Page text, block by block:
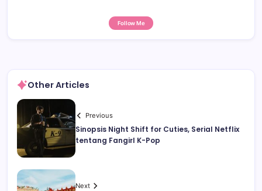
Follow Me
Other Articles
Previous
Sinopsis Night Shift for Cuties, Serial Netflix
tentang Fangirl K-Pop
Next